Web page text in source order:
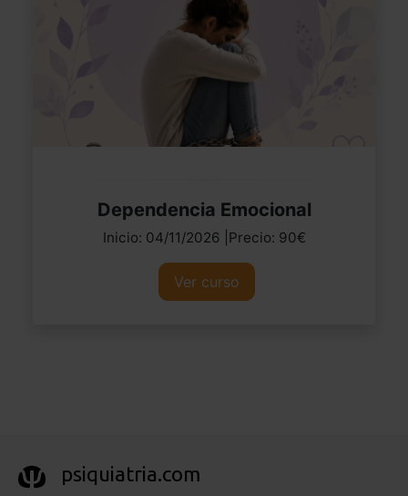
Dependencia Emocional
Inicio: 04/11/2026 |Precio: 90€
Ver curso
psiquiatria.com